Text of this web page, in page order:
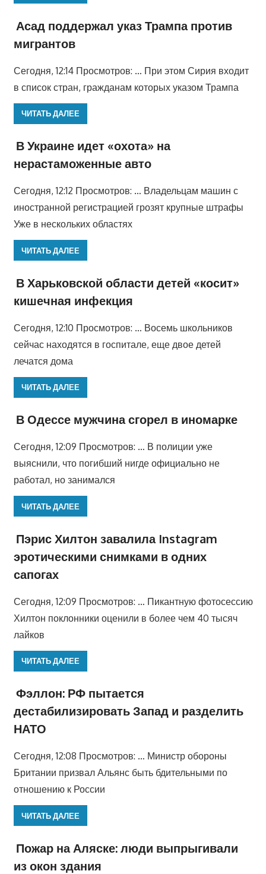
Асад поддержал указ Трампа против
мигрантов
Сегодня, 12:14 Просмотров: … При этом Сирия входит
в список стран, гражданам которых указом Трампа
ЧИТАТЬ ДАЛЕЕ
В Украине идет «охота» на
нерастаможенные авто
Сегодня, 12:12 Просмотров: … Владельцам машин с
иностранной регистрацией грозят крупные штрафы
Уже в нескольких областях
ЧИТАТЬ ДАЛЕЕ
В Харьковской области детей «косит»
кишечная инфекция
Сегодня, 12:10 Просмотров: … Восемь школьников
сейчас находятся в госпитале, еще двое детей
лечатся дома
ЧИТАТЬ ДАЛЕЕ
В Одессе мужчина сгорел в иномарке
Сегодня, 12:09 Просмотров: … В полиции уже
выяснили, что погибший нигде официально не
работал, но занимался
ЧИТАТЬ ДАЛЕЕ
Пэрис Хилтон завалила Instagram
эротическими снимками в одних
сапогах
Сегодня, 12:09 Просмотров: … Пикантную фотосессию
Хилтон поклонники оценили в более чем 40 тысяч
лайков
ЧИТАТЬ ДАЛЕЕ
Фэллон: РФ пытается
дестабилизировать Запад и разделить
НАТО
Сегодня, 12:08 Просмотров: … Министр обороны
Британии призвал Альянс быть бдительными по
отношению к России
ЧИТАТЬ ДАЛЕЕ
Пожар на Аляске: люди выпрыгивали
из окон здания